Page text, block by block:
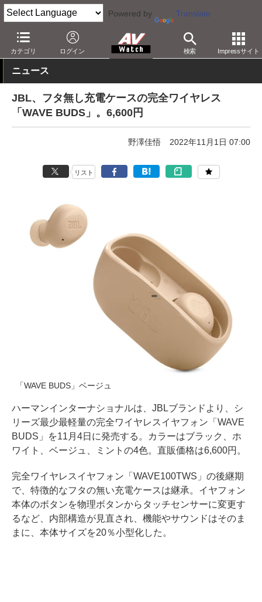
Powered by Translate
カテゴリ ログイン 検索 Impressサイト
AV Watch 製品 ヘッドフォン JBL
ニュース
JBL、フタ無し充電ケースの完全ワイヤレス
「WAVE BUDS」。6,600円
野澤佳悟 2022年11月1日 07:00
リスト
「WAVE BUDS」ベージュ
ハーマンインターナショナルは、JBLブランドより、シ
リーズ最少最軽量の完全ワイヤレスイヤフォン「WAVE
BUDS」を11月4日に発売する。カラーはブラック、ホ
ワイト、ベージュ、ミントの4色。直販価格は6,600円。
完全ワイヤレスイヤフォン「WAVE100TWS」の後継期
で、特徴的なフタの無い充電ケースは継承。イヤフォン
本体のボタンを物理ボタンからタッチセンサーに変更す
るなど、内部構造が見直され、機能やサウンドはそのま
まに、本体サイズを20％小型化した。